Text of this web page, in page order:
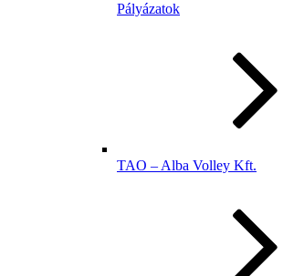
Pályázatok
TAO – Alba Volley Kft.